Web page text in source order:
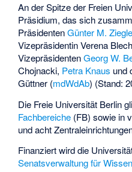
An der Spitze der Freien
Präsidium, das sich
PräsidentenGünter M.
VizepräsidentinVerena
VizepräsidentenGeorg W.
Chojnacki, Petra Knaus und
Güttner (mdWdAb) (Stand:
Die Freie Universität Berlin
Fachbereiche (FB) sowie in
und acht
Finanziert wird die
Senatsverwaltung für